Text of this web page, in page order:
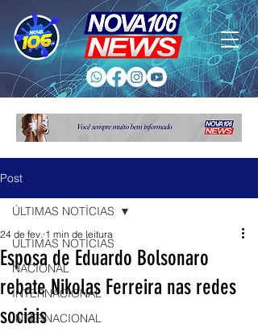
Post
ÚLTIMAS NOTÍCIAS
NACIONAL
INTERNACIONAL
INTERNACIONAL
ÚLTIMAS NOTÍCIAS
Esposa de Eduardo Bolsonaro
rebate Nikolas Ferreira nas redes
sociais
24 de fev. 1 min de leitura